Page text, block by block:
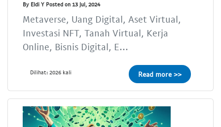
By Eldi Y Posted on 13 Jul, 2024
Metaverse, Uang Digital, Aset Virtual,
Investasi NFT, Tanah Virtual, Kerja
Online, Bisnis Digital, E...
Dilihat: 2026 kali Read more >>